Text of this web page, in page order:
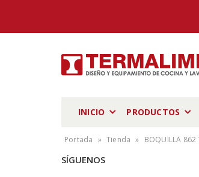
INICIO PRODUCTOS
Portada » Tienda » BOQUILLA 862
SÍGUENOS